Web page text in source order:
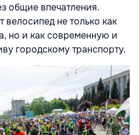
общие впечатления.
не только как
но и как современную и
городскому транспорту.